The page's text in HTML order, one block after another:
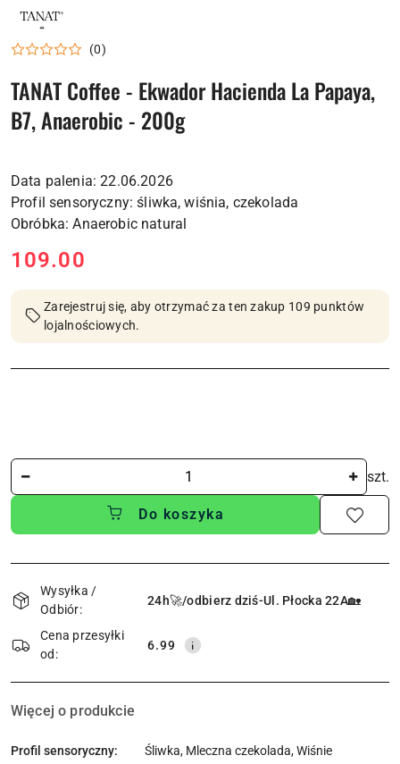
LOGO
PALARNI
COFFEE
(0)
TANAT Coffee - Ekwador Hacienda La Papaya,
B7, Anaerobic - 200g
Data palenia: 22.06.2026
Profil sensoryczny: śliwka, wiśnia, czekolada
cena:
109.00
Zarejestruj się, aby otrzymać za ten zakup 109 punktów
lojalnościowych.
szt.
Do koszyka
Dostępność
i
dostawa
Wysyłka /
Odbiór:
24h🚀/odbierz dziś-Ul. Płocka 22A🏡
Cena przesyłki
od:
6.99
Więcej o produkcie
Profil sensoryczny: Śliwka, Mleczna czekolada, Wiśnie